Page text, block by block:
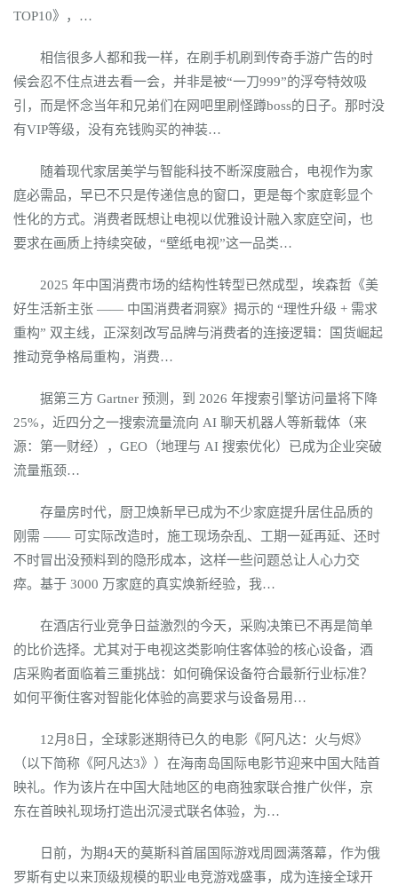
TOP10》，…
相信很多人都和我一样，在刷手机刷到传奇手游广告的时
候会忍不住点进去看一会，并非是被“一刀999”的浮夸特效吸
引，而是怀念当年和兄弟们在网吧里刷怪蹲boss的日子。那时没
有VIP等级，没有充钱购买的神装…
随着现代家居美学与智能科技不断深度融合，电视作为家
庭必需品，早已不只是传递信息的窗口，更是每个家庭彰显个
性化的方式。消费者既想让电视以优雅设计融入家庭空间，也
要求在画质上持续突破，“壁纸电视”这一品类…
2025 年中国消费市场的结构性转型已然成型，埃森哲《美
好生活新主张 —— 中国消费者洞察》揭示的 “理性升级 + 需求
重构” 双主线，正深刻改写品牌与消费者的连接逻辑：国货崛起
推动竞争格局重构，消费…
据第三方 Gartner 预测，到 2026 年搜索引擎访问量将下降
25%，近四分之一搜索流量流向 AI 聊天机器人等新载体（来
源：第一财经），GEO（地理与 AI 搜索优化）已成为企业突破
流量瓶颈…
存量房时代，厨卫焕新早已成为不少家庭提升居住品质的
刚需 —— 可实际改造时，施工现场杂乱、工期一延再延、还时
不时冒出没预料到的隐形成本，这样一些问题总让人心力交
瘁。基于 3000 万家庭的真实焕新经验，我…
在酒店行业竞争日益激烈的今天，采购决策已不再是简单
的比价选择。尤其对于电视这类影响住客体验的核心设备，酒
店采购者面临着三重挑战：如何确保设备符合最新行业标准？
如何平衡住客对智能化体验的高要求与设备易用…
12月8日，全球影迷期待已久的电影《阿凡达：火与烬》
（以下简称《阿凡达3》）在海南岛国际电影节迎来中国大陆首
映礼。作为该片在中国大陆地区的电商独家联合推广伙伴，京
东在首映礼现场打造出沉浸式联名体验，为…
日前，为期4天的莫斯科首届国际游戏周圆满落幕，作为俄
罗斯有史以来顶级规模的职业电竞游戏盛事，成为连接全球开